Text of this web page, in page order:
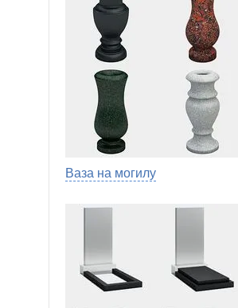
Ваза на могилу